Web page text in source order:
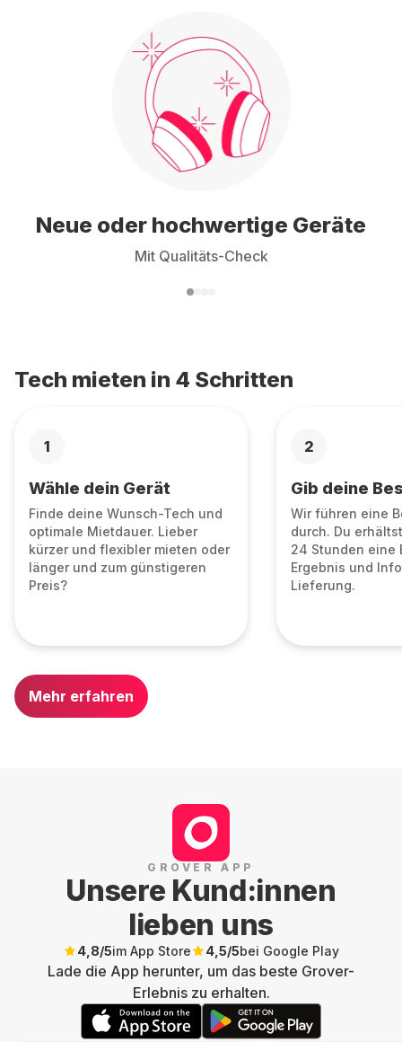
Neue oder hochwertige Geräte
Mit Qualitäts-Check
Tech mieten in 4 Schritten
1
Wähle dein Gerät
Finde deine Wunsch-Tech und
optimale Mietdauer. Lieber
kürzer und flexibler mieten oder
länger und zum günstigeren
Preis?
2
Gib deine
Wir führen eine
durch. Du
24 Stunden eine
Ergebnis und
Lieferung.
Mehr erfahren
GROVER APP
Unsere Kund:innen
lieben uns
4,8/5im App Store 4,5/5bei Google Play
Lade die App herunter, um das beste Grover-
Erlebnis zu erhalten.